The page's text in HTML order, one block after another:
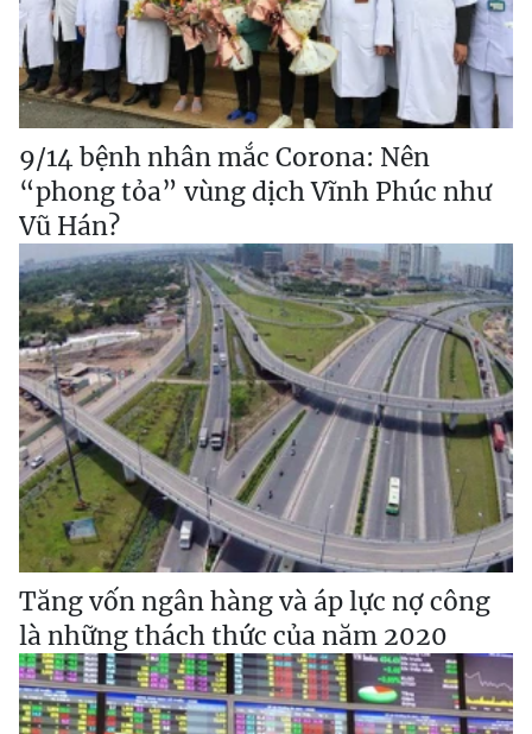
9/14 bệnh nhân mắc Corona: Nên
“phong tỏa” vùng dịch Vĩnh Phúc như
Vũ Hán?
Tăng vốn ngân hàng và áp lực nợ công
là những thách thức của năm 2020